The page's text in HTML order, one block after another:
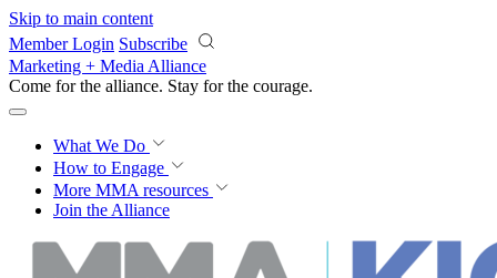
Skip to main content
Member Login Subscribe
Marketing + Media Alliance
Come for the alliance. Stay for the courage.
What We Do
How to Engage
More MMA resources
Join the Alliance